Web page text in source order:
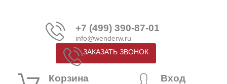
+7 (499) 390-87-01
info@wenderw.ru
ЗАКАЗАТЬ ЗВОНОК
Корзина Вход